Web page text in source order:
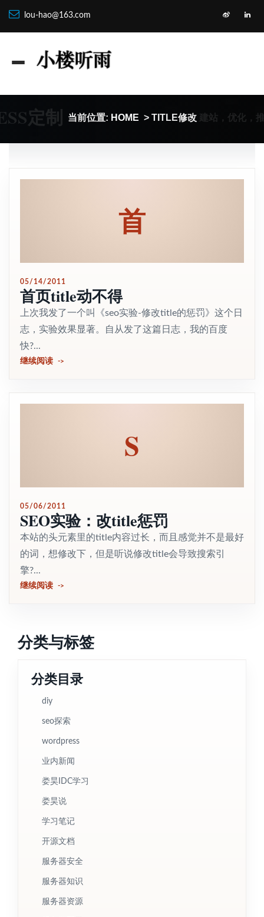
lou-hao@163.com
定制 当前位置: HOME > TITLE修改 建站，优化，
首
05/14/2011
首页title动不得
上次我发了一个叫《seo实验-修改title的惩罚》这个日
志，实验效果显著。自从发了这篇日志，我的百度
快?...
继续阅读
S
05/06/2011
SEO实验：改title惩罚
本站的头元素里的title内容过长，而且感觉并不是最好
的词，想修改下，但是听说修改title会导致搜索引
擎?...
继续阅读
分类与标签
分类目录
diy
seo探索
wordpress
业内新闻
娄昊IDC学习
娄昊说
学习笔记
开源文档
服务器安全
服务器知识
服务器资源